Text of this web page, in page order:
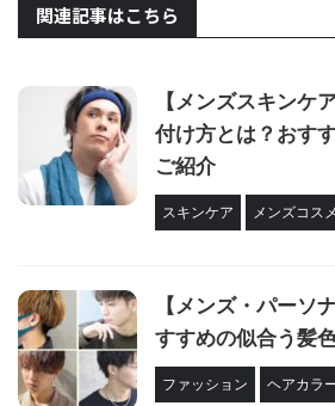
関連記事はこちら
【メンズスキンケ
付け方とは？おす
ご紹介
スキンケア メンズコスメ
【メンズ・パーソ
すすめの似合う髪
ファッション ヘアカラ